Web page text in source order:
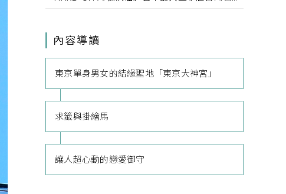
內容導讀
東京單身男女的結緣聖地「東京大神宮」
求籤與掛繪馬
讓人超心動的戀愛御守